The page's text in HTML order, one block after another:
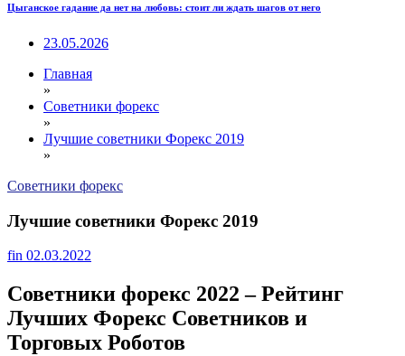
Цыганское гадание да нет на любовь: стоит ли ждать шагов от него
23.05.2026
Главная
»
Советники форекс
»
Лучшие советники Форекс 2019
»
Советники форекс
Лучшие советники Форекс 2019
fin 02.03.2022
Советники форекс 2022 – Рейтинг
Лучших Форекс Советников и
Торговых Роботов